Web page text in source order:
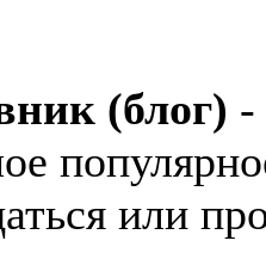
(блог) -
или